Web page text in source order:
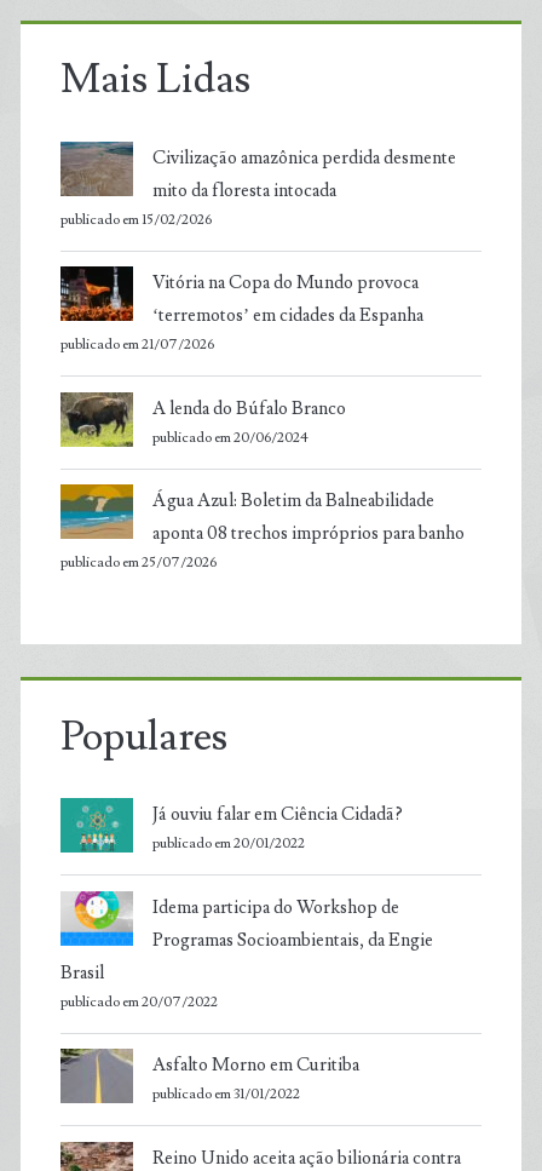
Mais Lidas
Civilização amazônica perdida desmente
mito da floresta intocada
publicado em 15/02/2026
Vitória na Copa do Mundo provoca
‘terremotos’ em cidades da Espanha
publicado em 21/07/2026
A lenda do Búfalo Branco
publicado em 20/06/2024
Água Azul: Boletim da Balneabilidade
aponta 08 trechos impróprios para banho
publicado em 25/07/2026
Populares
Já ouviu falar em Ciência Cidadã?
publicado em 20/01/2022
Idema participa do Workshop de
Programas Socioambientais, da Engie
Brasil
publicado em 20/07/2022
Asfalto Morno em Curitiba
publicado em 31/01/2022
Reino Unido aceita ação bilionária contra